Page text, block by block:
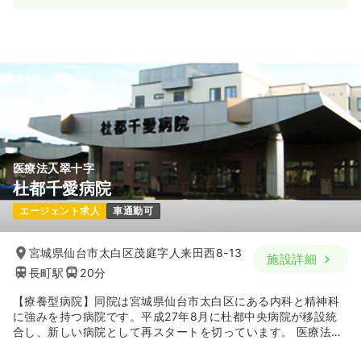
医療法人翠十字
杜都千愛病院
エージェント求人 車通勤可
宮城県仙台市太白区茂庭字人来田西8-13
長町駅
20分
施設詳細
【療養型病院】同院は宮城県仙台市太白区にある内科と精神科
に強みを持つ病院です。平成27年8月に杜都中央病院が移設統
合し、新しい病院として再スタートを切っています。 医療法人